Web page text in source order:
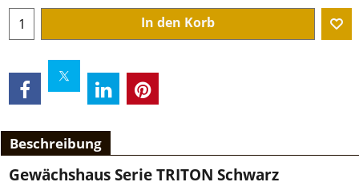
In den Korb
Beschreibung
Gewächshaus Serie TRITON Schwarz